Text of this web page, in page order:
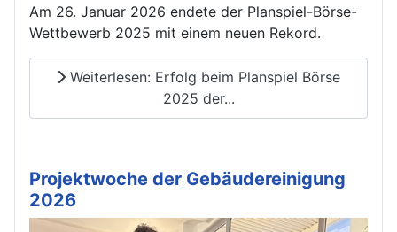
Am 26. Januar 2026 endete der Planspiel-Börse-
Wettbewerb 2025 mit einem neuen Rekord.
Weiterlesen: Erfolg beim Planspiel Börse
2025 der...
Projektwoche der Gebäudereinigung
2026